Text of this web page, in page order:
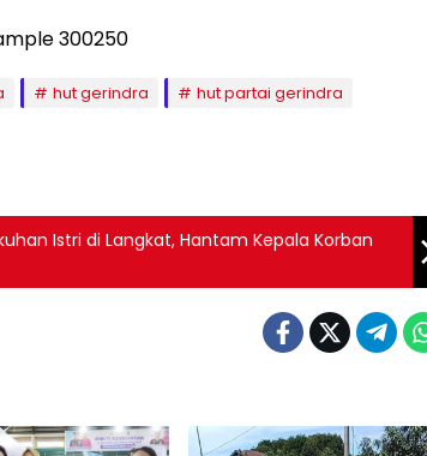
hut gerindra
hut partai gerindra
Istri di Langkat, Hantam Kepala Korban